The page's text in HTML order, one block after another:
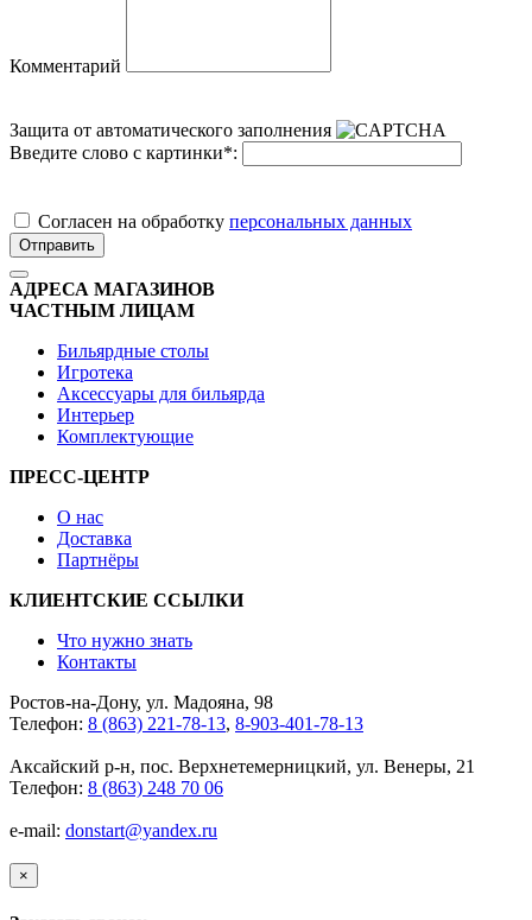
Комментарий
Защита от автоматического заполнения
Введите слово с картинки*:
Cогласен на обработку персональных данных
Отправить
АДРЕСА МАГАЗИНОВ
ЧАСТНЫМ ЛИЦАМ
Бильярдные столы
Игротека
Аксессуары для бильярда
Интерьер
Комплектующие
ПРЕСС-ЦЕНТР
О нас
Доставка
Партнёры
КЛИЕНТСКИЕ ССЫЛКИ
Что нужно знать
Контакты
Ростов-на-Дону, ул. Мадояна, 98
Телефон: 8 (863) 221-78-13, 8-903-401-78-13
Аксайский р-н, пос. Верхнетемерницкий, ул. Венеры, 21
Телефон: 8 (863) 248 70 06
e-mail: donstart@yandex.ru
×